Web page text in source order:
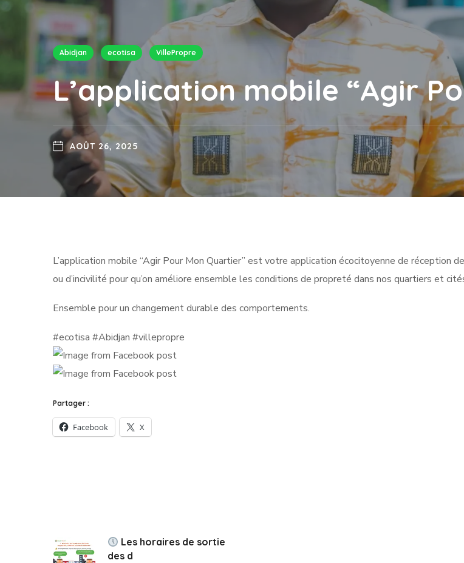
Abidjan ecotisa VillePropre
L’application mobile “Agir
AOÛT 26, 2025
L’application mobile “Agir Pour Mon Quartier” est votre application écocitoyenne de réception
ou d’incivilité pour qu’on améliore ensemble les conditions de propreté dans nos quartiers et
Ensemble pour un changement durable des comportements.
#ecotisa #Abidjan #villepropre
Partager :
Facebook X
Les horaires de sortie
des d